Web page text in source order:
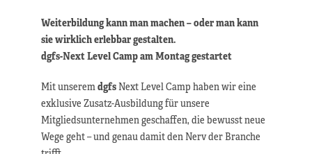
Weiterbildung kann man machen – oder man kann
sie wirklich erlebbar gestalten.
dgfs-Next Level Camp am Montag gestartet
Mit unseremdgfsNext Level Camp haben wir eine
exklusive Zusatz-Ausbildung für unsere
Mitgliedsunternehmen geschaffen, die bewusst neue
Wege geht – und genau damit den Nerv der Branche